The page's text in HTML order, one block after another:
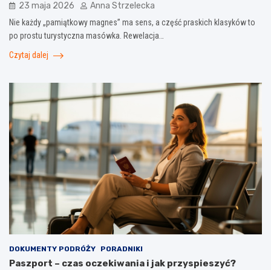
23 maja 2026 Anna Strzelecka
Nie każdy „pamiątkowy magnes” ma sens, a część praskich klasyków to
po prostu turystyczna masówka. Rewelacja…
Czytaj dalej
DOKUMENTY PODRÓŻY PORADNIKI
Paszport – czas oczekiwania i jak przyspieszyć?